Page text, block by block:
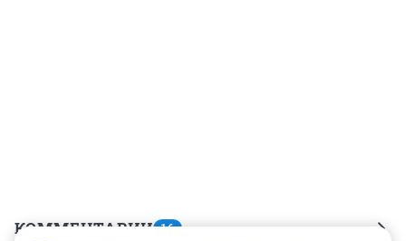
КОММЕНТАРИИ 16